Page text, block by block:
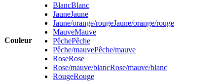
Couleur
BlancBlanc
JauneJaune
Jaune/orange/rougeJaune/orange/rouge
MauveMauve
PêchePêche
Pêche/mauvePêche/mauve
RoseRose
Rose/mauve/blancRose/mauve/blanc
RougeRouge